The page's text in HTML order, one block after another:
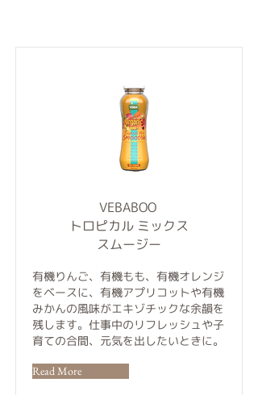
VEBABOO
トロピカル ミックス
スムージー
有機りんご、有機もも、有機オレンジ
をベースに、有機アプリコットや有機
みかんの風味がエキゾチックな余韻を
残します。仕事中のリフレッシュや子
育ての合間、元気を出したいときに。
Read More